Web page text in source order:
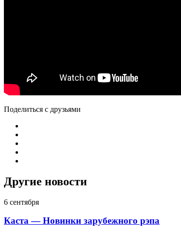
Поделиться с друзьями
Другие новости
6 сентября
Каста — Новинки зарубежного рэпа